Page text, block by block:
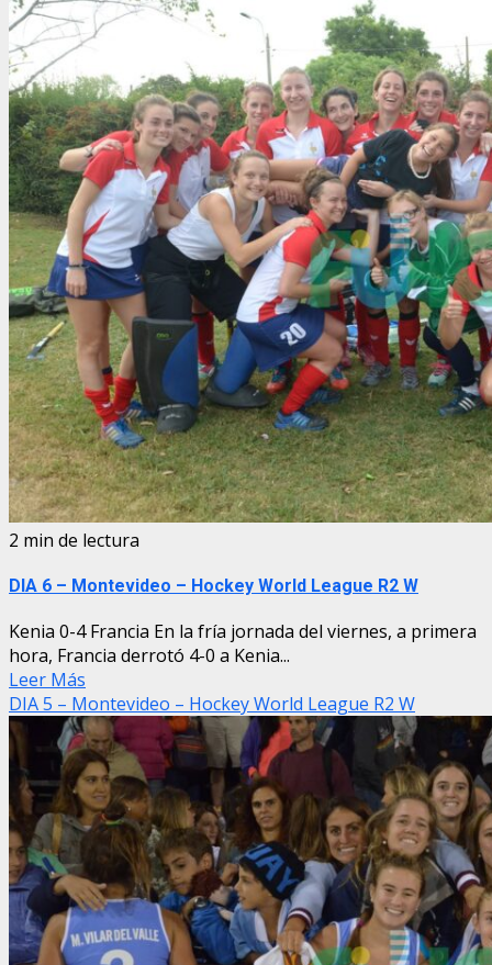
2 min de lectura
DIA 6 – Montevideo – Hockey World League R2 W
Kenia 0-4 Francia En la fría jornada del viernes, a primera
hora, Francia derrotó 4-0 a Kenia...
Leer Más
DIA 5 – Montevideo – Hockey World League R2 W